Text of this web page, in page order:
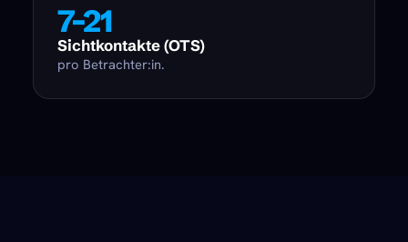
7–21
Sichtkontakte (OTS)
pro Betrachter:in.